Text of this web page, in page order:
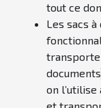
tout ce
Les sacs
on